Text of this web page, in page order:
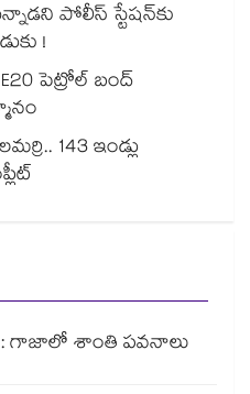
పోలీస్ స్టేషన్⁪కు
!
పెట్రోల్ బంద్
143 ఇండ్లు
: గాజాలో శాంతి పవనాలు